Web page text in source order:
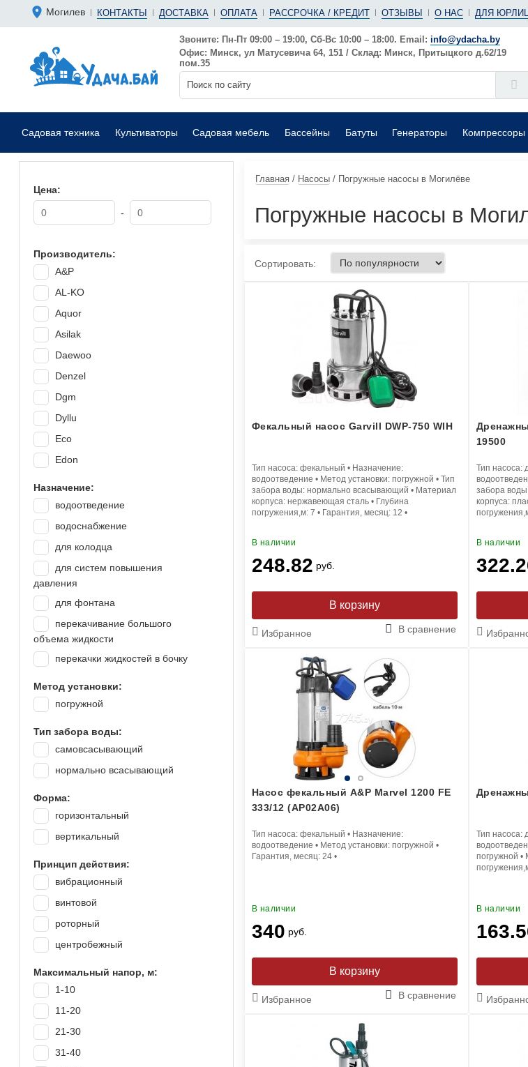
Могилев КОНТАКТЫ ДОСТАВКА ОПЛАТА РАССРОЧКА / КРЕДИТ ОТЗЫВЫ О НАС ДЛЯ
Звоните: Пн-Пт 09:00 – 19:00, Сб-Вс 10:00 – 18:00. Email: info@ydacha.by
Офис: Минск, ул Матусевича 64, 151 / Склад: Минск, Притыцкого д.62/19
пом.35
Садовая техника
Аккумуляторные
Садовые воздуходувки
Бензиновые
Мойки высокого давления
Культиваторы Садовая мебель Бассейны Батуты Генераторы Компрессоры
Болгарки (ушм)
Мотопомпы
Цена:
-
Производитель:
A&P
AL-KO
Aquor
Asilak
Daewoo
Denzel
Dgm
Dyllu
Eco
Edon
Eland
Favourite
Gardana
Garvill
Grandfar
Greenpump
Hammer
Hyundai
Jemix
Makita
Maxpump
Mikkele
Oasis
Omnigena
Partisan
Profline
Skiper
Total
Unipump
Valfex
Назначение:
водоотведение
водоснабжение
для колодца
для систем повышения
давления
для фонтана
перекачивание большого
объема жидкости
перекачки жидкостей в бочку
Метод установки:
погружной
Тип забора воды:
самовсасывающий
нормально всасывающий
Форма:
горизонтальный
вертикальный
Принцип действия:
вибрационный
винтовой
роторный
центробежный
Максимальный напор, м:
1-10
11-20
21-30
31-40
Главная/ Насосы/ Погружные насосы в Могилёве
Погружные насосы в
Сортировать:
Фекальный насос Garvill DWP-750 WIH
Тип насоса: фекальный • Назначение:
водоотведение • Метод установки: погружной • Тип
забора воды: нормально всасывающий • Материал
корпуса: нержавеющая сталь• Глубина
погружения,м: 7 • Гарантия, месяц: 12 •
В наличии
248.82 руб.
В корзину
Избранное В сравнение
19500
Тип насоса:
забора
корпуса:
В наличии
Насос фекальный A&P Marvel 1200 FE
333/12 (AP02A06)
Тип насоса: фекальный • Назначение:
водоотведение • Метод установки: погружной •
Гарантия, месяц: 24•
В наличии
340 руб.
В корзину
Избранное В сравнение
Тип насоса:
погружной •
В наличии